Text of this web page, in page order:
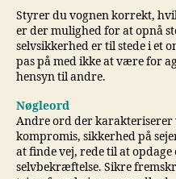
Styrer du vognen korrekt,
er der mulighed for at opnå
selvsikkerhed er til stede i et
pas på med ikke at være for
hensyn til andre.
Nøgleord
Andre ord der karakteriserer
kompromis, sikkerhed på
at finde vej, rede til at opdage
selvbekræftelse. Sikre